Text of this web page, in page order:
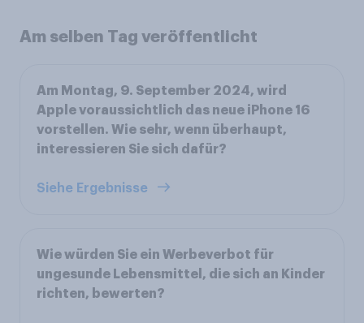
Am selben Tag veröffentlicht
Am Montag, 9. September 2024, wird
Apple voraussichtlich das neue iPhone 16
vorstellen. Wie sehr, wenn überhaupt,
interessieren Sie sich dafür?
Siehe Ergebnisse
Wie würden Sie ein Werbeverbot für
ungesunde Lebensmittel, die sich an Kinder
richten, bewerten?